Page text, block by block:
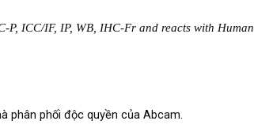
ICC/IF, IP, WB, IHC-Fr and reacts with Human,
phân phối độc quyền của Abcam.